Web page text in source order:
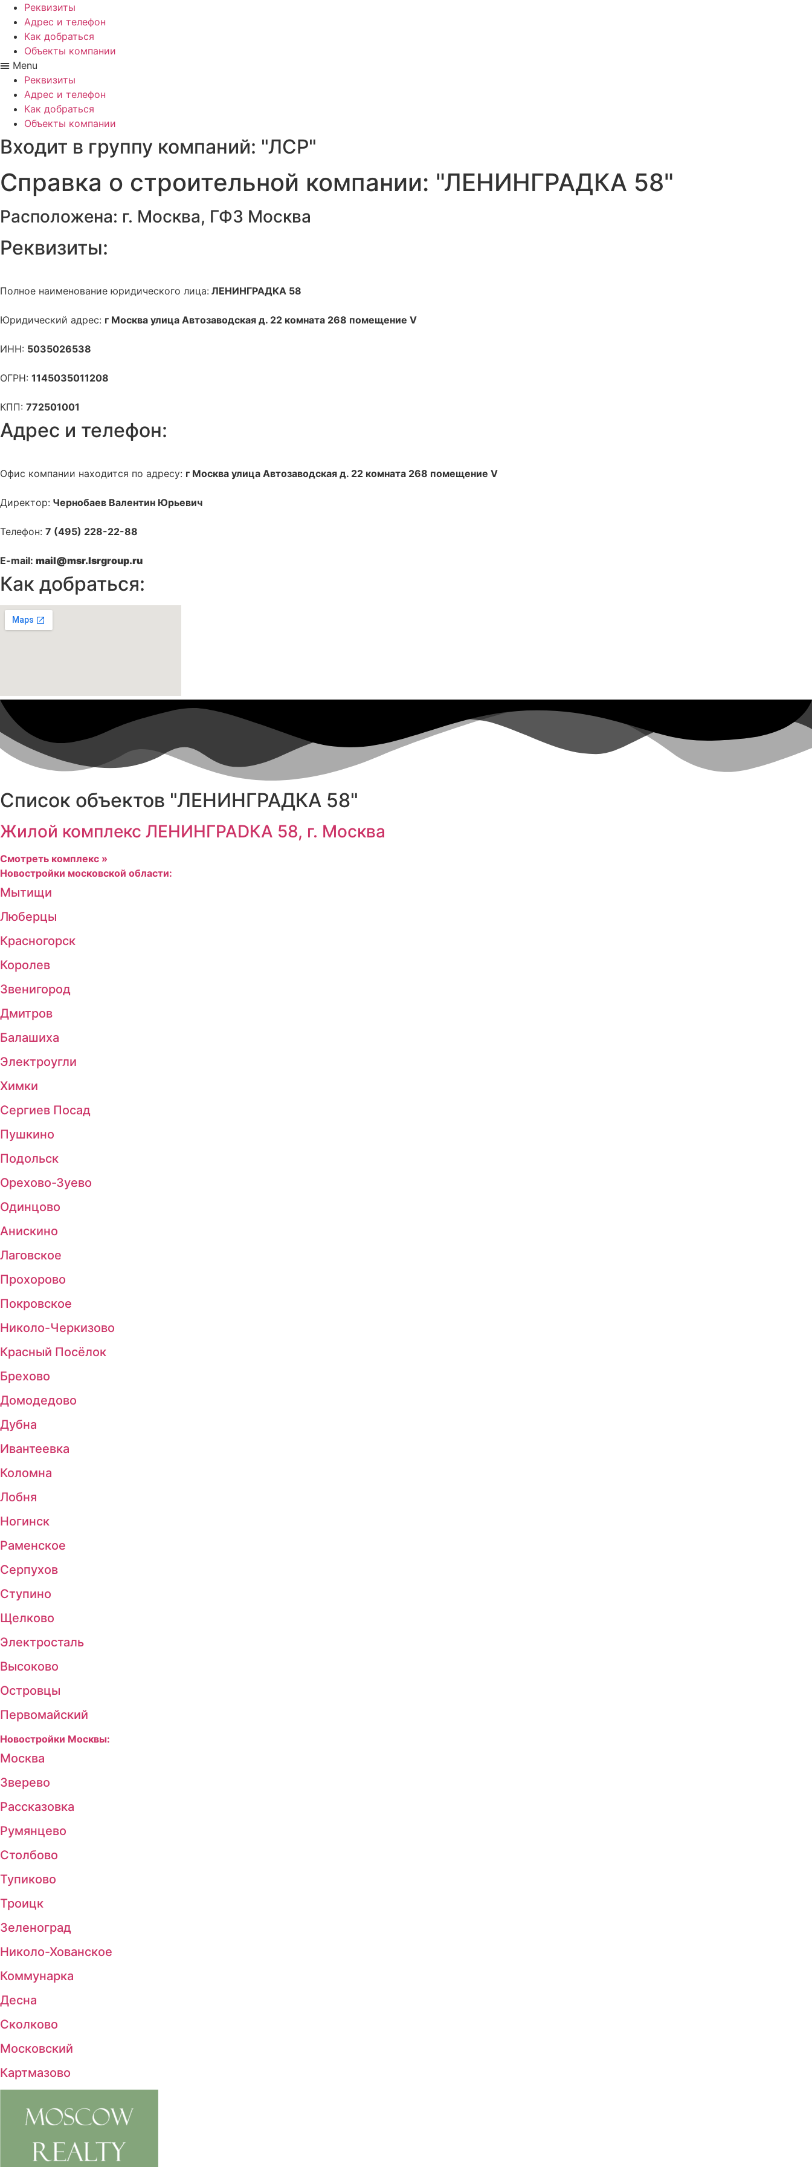
Реквизиты
Адрес и телефон
Как добраться
Объекты компании
Menu
Реквизиты
Адрес и телефон
Как добраться
Объекты компании
Входит в группу компаний: "ЛСР"
Справка о строительной компании: "ЛЕНИНГРАДКА 58"
Расположена: г. Москва, ГФЗ Москва
Реквизиты:
Полное наименование юридического лица: ЛЕНИНГРАДКА 58
Юридический адрес: г Москва улица Автозаводская д. 22 комната 268 помещение V
ИНН: 5035026538
ОГРН: 1145035011208
КПП: 772501001
Адрес и телефон:
Офис компании находится по адресу: г Москва улица Автозаводская д. 22 комната 268 помещение V
Директор: Чернобаев Валентин Юрьевич
Телефон: 7 (495) 228-22-88
E-mail: mail@msr.lsrgroup.ru
Как добраться:
Список объектов "ЛЕНИНГРАДКА 58"
Жилой комплекс ЛЕНИНГРАDКА 58, г. Москва
Смотреть комплекс »
Новостройки московской области:
Мытищи
Люберцы
Красногорск
Королев
Звенигород
Дмитров
Балашиха
Электроугли
Химки
Сергиев Посад
Пушкино
Подольск
Орехово-Зуево
Одинцово
Анискино
Лаговское
Прохорово
Покровское
Николо-Черкизово
Красный Посёлок
Брехово
Домодедово
Дубна
Ивантеевка
Коломна
Лобня
Ногинск
Раменское
Серпухов
Ступино
Щелково
Электросталь
Высоково
Островцы
Первомайский
Новостройки Москвы:
Москва
Зверево
Рассказовка
Румянцево
Столбово
Тупиково
Троицк
Зеленоград
Николо-Хованское
Коммунарка
Десна
Сколково
Московский
Картмазово